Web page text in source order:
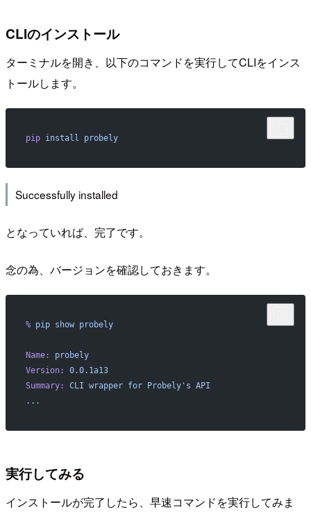
CLIのインストール
ターミナルを開き、以下のコマンドを実行してCLIをインス
トールします。
pip install probely
Successfully installed
となっていれば、完了です。
念の為、バージョンを確認しておきます。
% pip show probely
Name:
probely
Version:
0.0.1a13
Summary:
CLI wrapper for Probely's API
...
実行してみる
インストールが完了したら、早速コマンドを実行してみま